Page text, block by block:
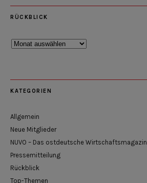
RÜCKBLICK
Rückblick
KATEGORIEN
Allgemein
Neue Mitglieder
NUVO – Das ostdeutsche Wirtschaftsmagazin
Pressemitteilung
Rückblick
Top-Themen